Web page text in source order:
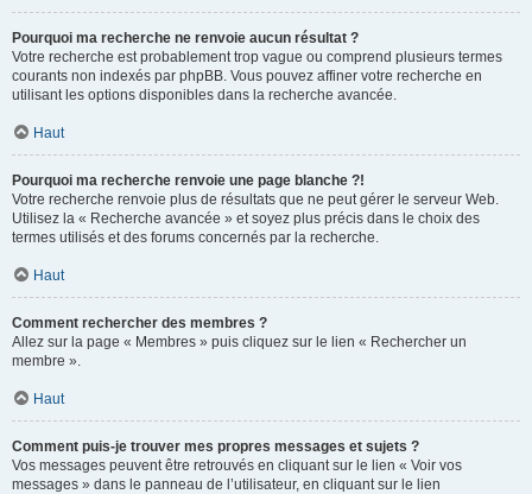
Pourquoi ma recherche ne renvoie aucun résultat ?
Votre recherche est probablement trop vague ou comprend plusieurs termes
courants non indexés par phpBB. Vous pouvez affiner votre recherche en
utilisant les options disponibles dans la recherche avancée.
Haut
Pourquoi ma recherche renvoie une page blanche ?!
Votre recherche renvoie plus de résultats que ne peut gérer le serveur Web.
Utilisez la « Recherche avancée » et soyez plus précis dans le choix des
termes utilisés et des forums concernés par la recherche.
Haut
Comment rechercher des membres ?
Allez sur la page « Membres » puis cliquez sur le lien « Rechercher un
membre ».
Haut
Comment puis-je trouver mes propres messages et sujets ?
Vos messages peuvent être retrouvés en cliquant sur le lien « Voir vos
messages » dans le panneau de l’utilisateur, en cliquant sur le lien